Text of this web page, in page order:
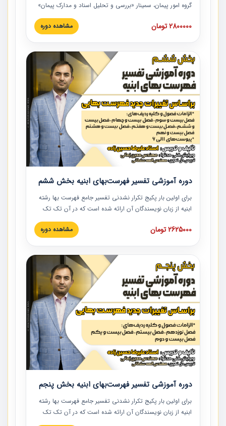
گروه امور پیمان، سمینار «بررسی و تحلیل اسناد و مدارک پیمان»
است که در دانشگاه صنعتی شریف ارائه شد. در این آموزش
نکات کلیدی مربوط به اسناد و مدارک پیمان، اولویت بندی اسناد
پیمان به همراه تجربیات عملی در این خصوص ارائه شده است.
2800000 تومان مشاهده دوره
دوره آموزشی تفسیر فهرست‌بهای ابنیه بخش ششم
برای اولین بار پکیج تکرار نشدنی تفسیر جامع فهرست بها رشته
ابنیه از زبان نویسندگان آن ارائه شده است که در آن تک تک
ردیف ها و مطالب فهرست بها تفسیر و ارائه شده است. این
دوره به صورت کامل تصویری بوده و به همراه تصاویر عملیات
دوره با کلام مهندس علیرضاحسین‌زاده مدیر پروژه مهندسی
مشاور در امر بازنگری فهرست بها رشته ابنیه ارائه شده و به تمام
همکارانی که در حوزه صنعت ساخت در حال فعالیت هستند حتما
توصیه می کنیم از مطالب این دوره استفاده نمایند.
2625000 تومان مشاهده دوره
دوره آموزشی تفسیر فهرست‌بهای ابنیه بخش پنجم
برای اولین بار پکیج تکرار نشدنی تفسیر جامع فهرست بها رشته
ابنیه از زبان نویسندگان آن ارائه شده است که در آن تک تک
ردیف ها و مطالب فهرست بها تفسیر و ارائه شده است. این